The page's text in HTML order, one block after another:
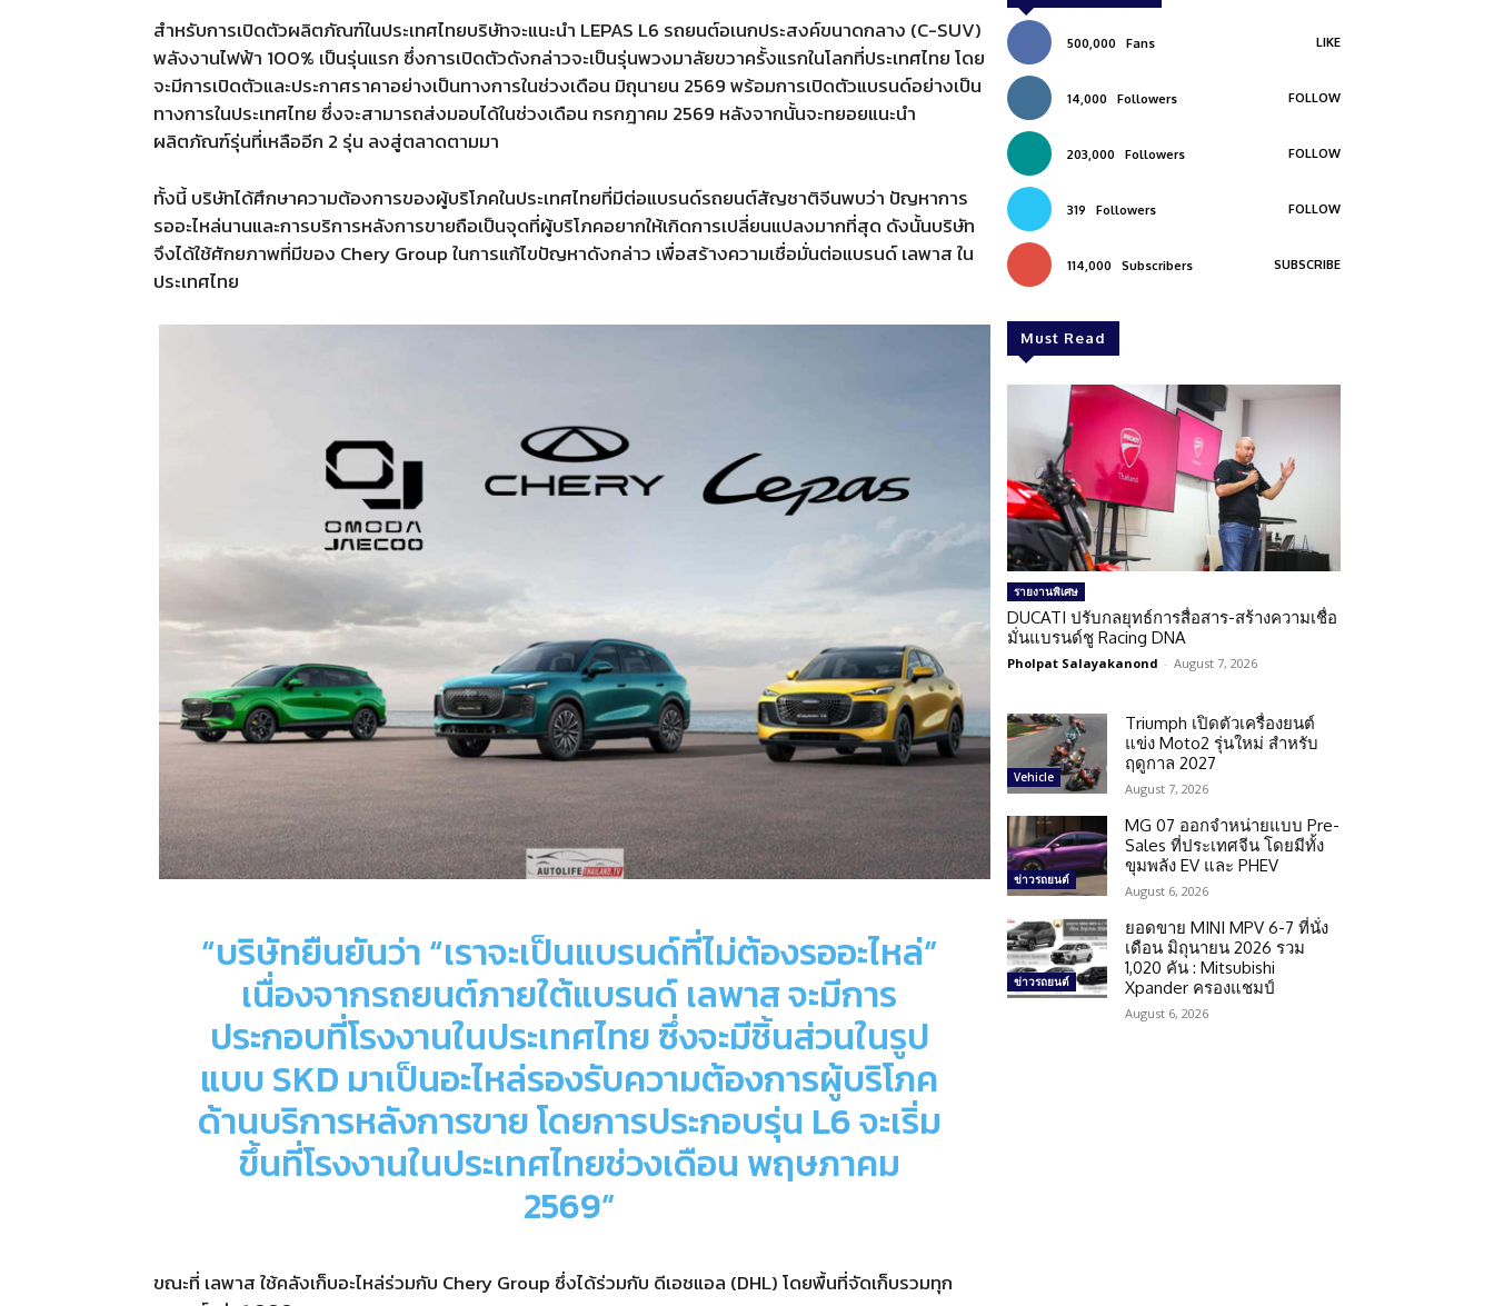
สำหรับการเปิดตัวผลิตภัณฑ์ในประเทศไทยบริษัทจะแนะนำ LEPAS L6 รถยนต์อเนกประสงค์ขนาดกลาง (C-SUV)
พลังงานไฟฟ้า 100% เป็นรุ่นแรก ซึ่งการเปิดตัวดังกล่าวจะเป็นรุ่นพวงมาลัยขวาครั้งแรกในโลกที่ประเทศไทย โดย
จะมีการเปิดตัวและประกาศราคาอย่างเป็นทางการในช่วงเดือน มิถุนายน 2569พร้อมการเปิดตัวแบรนด์อย่างเป็น
ทางการในประเทศไทย ซึ่งจะสามารถส่งมอบได้ในช่วงเดือน กรกฎาคม 2569 หลังจากนั้นจะทยอยแนะนำ
ผลิตภัณฑ์รุ่นที่เหลืออีก 2 รุ่น ลงสู่ตลาดตามมา
ทั้งนี้ บริษัทได้ศึกษาความต้องการของผู้บริโภคในประเทศไทยที่มีต่อแบรนด์รถยนต์สัญชาติจีนพบว่า ปัญหาการ
รออะไหล่นานและการบริการหลังการขายถือเป็นจุดที่ผู้บริโภคอยากให้เกิดการเปลี่ยนแปลงมากที่สุด ดังนั้นบริษัท
จึงได้ใช้ศักยภาพที่มีของ Chery Groupในการแก้ไขปัญหาดังกล่าว เพื่อสร้างความเชื่อมั่นต่อแบรนด์ เลพาส ใน
ประเทศไทย
“บริษัทยืนยันว่า “เราจะเป็นแบรนด์ที่ไม่ต้องรออะไหล่”
เนื่องจากรถยนต์ภายใต้แบรนด์ เลพาส จะมีการ
ประกอบที่โรงงานในประเทศไทย ซึ่งจะมีชิ้นส่วนในรูป
แบบSKD มาเป็นอะไหล่รองรับความต้องการผู้บริโภค
ด้านบริการหลังการขาย โดยการประกอบรุ่น L6จะเริ่ม
ขึ้นที่โรงงานในประเทศไทยช่วงเดือน พฤษภาคม
2569”
ขณะที่ เลพาส ใช้คลังเก็บอะไหล่ร่วมกับ Chery Group ซึ่งได้ร่วมกับ ดีเอชแอล (DHL) โดยพื้นที่จัดเก็บรวมทุก
500,000 Fans LIKE
14,000 Followers FOLLOW
203,000 Followers FOLLOW
319 Followers FOLLOW
114,000 Subscribers SUBSCRIBE
Must Read
รายงานพิเศษ
DUCATI ปรับกลยุทธ์การสื่อสาร-สร้างความเชื่อ
มั่นแบรนด์ชู Racing DNA
Pholpat Salayakanond - August 7, 2026
Vehicle
Triumph เปิดตัวเครื่องยนต์
แข่ง Moto2 รุ่นใหม่ สำหรับ
ฤดูกาล 2027
August 7, 2026
ข่าวรถยนต์
MG 07 ออกจำหน่ายแบบ Pre-
Sales ที่ประเทศจีน โดยมีทั้ง
ขุมพลัง EV และ PHEV
August 6, 2026
ข่าวรถยนต์
ยอดขาย MINI MPV 6-7 ที่นั่ง
เดือน มิถุนายน 2026 รวม
1,020 คัน : Mitsubishi
Xpander ครองแชมป์
August 6, 2026